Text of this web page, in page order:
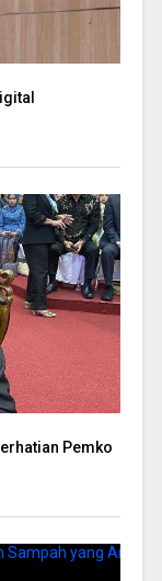
Pemko